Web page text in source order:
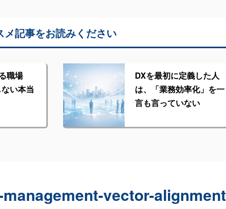
メ記事をお読みください
職場
い本当
DXを最初に定義した人
は、「業務効率化」を一
言も言っていない
vector-alignment